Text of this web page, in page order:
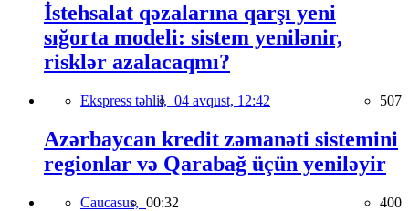
İstehsalat qəzalarına qarşı yeni
sığorta modeli: sistem yenilənir,
risklər azalacaqmı?
Ekspress təhlil, 04 avqust, 12:42 507
Azərbaycan kredit zəmanəti sistemini
regionlar və Qarabağ üçün yeniləyir
Caucasus, 00:32 400